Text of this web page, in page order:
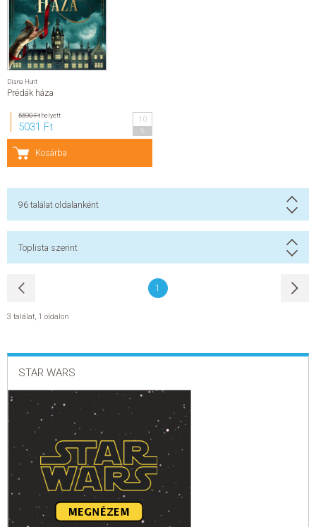
Diana Hunt
Prédák háza
5590 Fthelyett
5031 Ft
10
Kosárba
96 találat oldalanként
Toplista szerint
1
3 találat, 1 oldalon
STAR WARS
ELADÁSI SIKERLISTA
ÁLTALÁNOS SZERZŐDÉSI FELTÉTELEK